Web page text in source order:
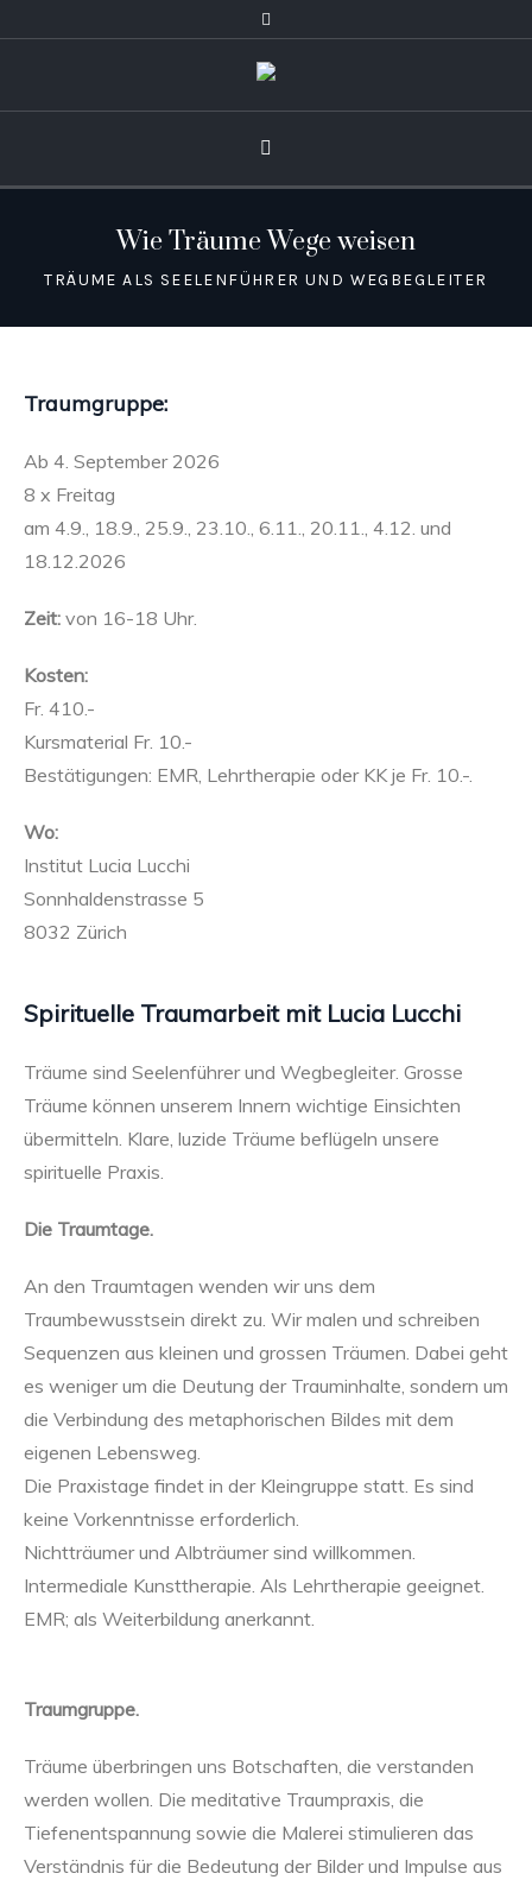
Wie Träume Wege weisen
TRÄUME ALS SEELENFÜHRER UND WEGBEGLEITER
Traumgruppe:
Ab 4. September 2026
8 x Freitag
am 4.9., 18.9., 25.9., 23.10., 6.11., 20.11., 4.12. und
18.12.2026
Zeit:von 16-18 Uhr.
Kosten:
Fr. 410.-
Kursmaterial Fr. 10.-
Bestätigungen: EMR, Lehrtherapie oder KK je Fr. 10.-.
Wo:
Institut Lucia Lucchi
Sonnhaldenstrasse 5
8032 Zürich
Spirituelle Traumarbeit mit Lucia Lucchi
Träume sind Seelenführer und Wegbegleiter. Grosse
Träume können unserem Innern wichtige Einsichten
übermitteln. Klare, luzide Träume beflügeln unsere
spirituelle Praxis.
Die Traumtage.
An den Traumtagen wenden wir uns dem
Traumbewusstsein direkt zu. Wir malen und schreiben
Sequenzen aus kleinen und grossen Träumen. Dabei geht
es weniger um die Deutung der Trauminhalte, sondern um
die Verbindung des metaphorischen Bildes mit dem
eigenen Lebensweg.
Die Praxistage findet in der Kleingruppe statt. Es sind
keine Vorkenntnisse erforderlich.
Nichtträumer und Albträumer sind willkommen.
Intermediale Kunsttherapie. Als Lehrtherapie geeignet.
EMR; als Weiterbildung anerkannt.
Traumgruppe.
Träume überbringen uns Botschaften, die verstanden
werden wollen. Die meditative Traumpraxis, die
Tiefenentspannung sowie die Malerei stimulieren das
Verständnis für die Bedeutung der Bilder und Impulse aus